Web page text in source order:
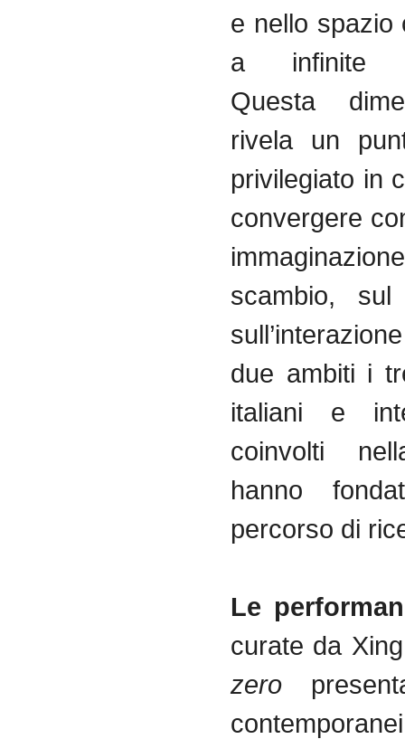
e nello spazio
a infinite
Questa
rivela un
privilegiato in
convergere
scambio,
due ambiti i
italiani e
coinvolti
hanno
percorso di
Le
curate da
zero